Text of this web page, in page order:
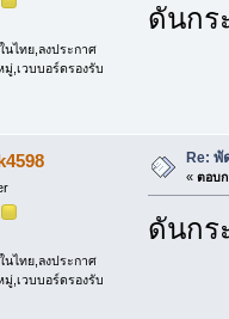
ไทย,ลงประกาศ
,เวบบอร์ดรองรับ
ดันกร
ไทย,ลงประกาศ
,เวบบอร์ดรองรับ
Re: พั
« ตอบก
ดันกร